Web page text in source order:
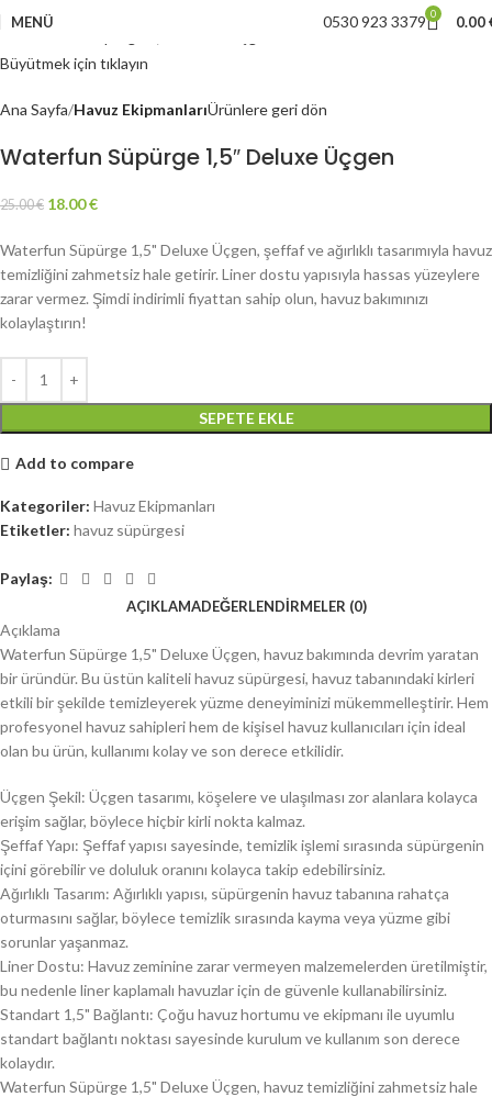
MENÜ 0530 923 3379 0 0.00
Büyütmek için tıklayın
Ana Sayfa Havuz EkipmanlarıÜrünlere geri dön
Waterfun Süpürge 1,5″ Deluxe Üçgen
25.00€ 18.00€
Waterfun Süpürge 1,5" Deluxe Üçgen, şeffaf ve ağırlıklı tasarımıyla havuz
temizliğini zahmetsiz hale getirir. Liner dostu yapısıyla hassas yüzeylere
zarar vermez. Şimdi indirimli fiyattan sahip olun, havuz bakımınızı
kolaylaştırın!
SEPETE EKLE
Add to compare
Kategoriler: Havuz Ekipmanları
Etiketler: havuz süpürgesi
Paylaş:
AÇIKLAMADEĞERLENDIRMELER (0)
Açıklama
Waterfun Süpürge 1,5" Deluxe Üçgen, havuz bakımında devrim yaratan
bir üründür. Bu üstün kaliteli havuz süpürgesi, havuz tabanındaki kirleri
etkili bir şekilde temizleyerek yüzme deneyiminizi mükemmelleştirir. Hem
profesyonel havuz sahipleri hem de kişisel havuz kullanıcıları için ideal
olan bu ürün, kullanımı kolay ve son derece etkilidir.
Üçgen Şekil: Üçgen tasarımı, köşelere ve ulaşılması zor alanlara kolayca
erişim sağlar, böylece hiçbir kirli nokta kalmaz.
Şeffaf Yapı: Şeffaf yapısı sayesinde, temizlik işlemi sırasında süpürgenin
içini görebilir ve doluluk oranını kolayca takip edebilirsiniz.
Ağırlıklı Tasarım: Ağırlıklı yapısı, süpürgenin havuz tabanına rahatça
oturmasını sağlar, böylece temizlik sırasında kayma veya yüzme gibi
sorunlar yaşanmaz.
Liner Dostu: Havuz zeminine zarar vermeyen malzemelerden üretilmiştir,
bu nedenle liner kaplamalı havuzlar için de güvenle kullanabilirsiniz.
Standart 1,5" Bağlantı: Çoğu havuz hortumu ve ekipmanı ile uyumlu
standart bağlantı noktası sayesinde kurulum ve kullanım son derece
kolaydır.
Waterfun Süpürge 1,5" Deluxe Üçgen, havuz temizliğini zahmetsiz hale